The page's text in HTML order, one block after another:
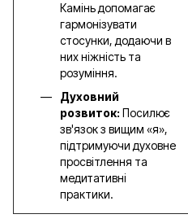
Камінь допомагає
гармонізувати
стосунки, додаючи в
них ніжність та
розуміння.
Духовний
розвиток: Посилює
зв'язок з вищим «я»,
підтримуючи духовне
просвітлення та
медитативні
практики.